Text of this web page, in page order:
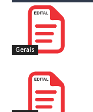
Gerais